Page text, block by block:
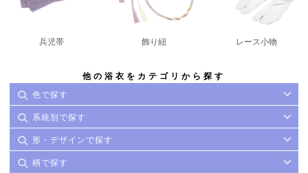
兵児帯 飾り紐 レース小物
他の浴衣をカテゴリから探す
色で探す
系統別で探す
形・デザインで探す
柄で探す